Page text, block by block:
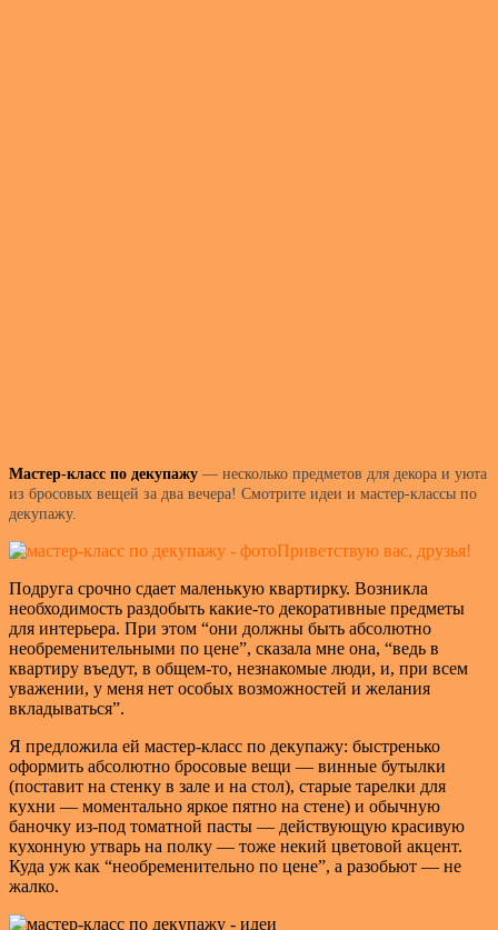
Мастер-класс по декупажу — несколько предметов для декора и уюта
из бросовых вещей за два вечера! Смотрите идеи и мастер-классы по
декупажу.
Приветствую вас, друзья!
Подруга срочно сдает маленькую квартирку. Возникла
необходимость раздобыть какие-то декоративные предметы
для интерьера. При этом “они должны быть абсолютно
необременительными по цене”, сказала мне она, “ведь в
квартиру въедут, в общем-то, незнакомые люди, и, при всем
уважении, у меня нет особых возможностей и желания
вкладываться”.
Я предложила ей мастер-класс по декупажу: быстренько
оформить абсолютно бросовые вещи — винные бутылки
(поставит на стенку в зале и на стол), старые тарелки для
кухни — моментально яркое пятно на стене) и обычную
баночку из-под томатной пасты — действующую красивую
кухонную утварь на полку — тоже некий цветовой акцент.
Куда уж как “необременительно по цене”, а разобьют — не
жалко.